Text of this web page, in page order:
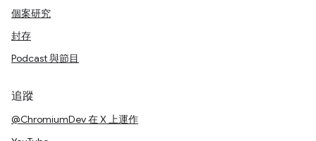
個案研究
封存
Podcast 與節目
追蹤
@ChromiumDev 在 X 上運作